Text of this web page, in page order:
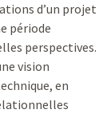
d’un projet
période
perspectives.
vision
en